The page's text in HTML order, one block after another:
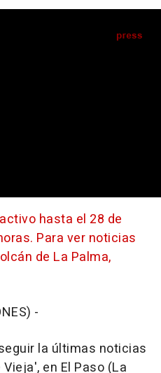
hasta el 28 de
Para ver noticias
de La Palma,
-
la últimas noticias
en El Paso (La